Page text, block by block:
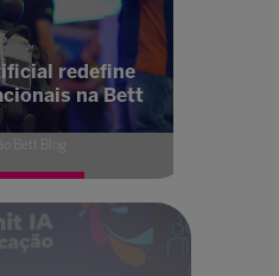
redefine
na Bett
Bett Blog